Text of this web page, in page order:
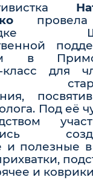
в
класс для
Под её
и полезные
и